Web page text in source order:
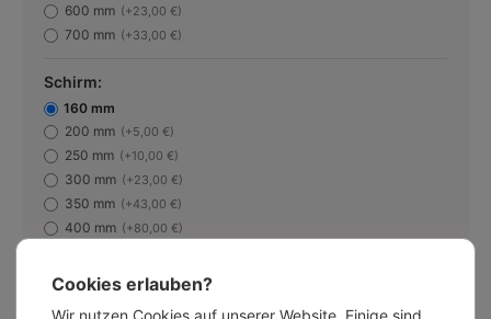
600 mm (+23,00 €)
700 mm (+33,00 €)
Schirm:
160 mm
200 mm (+5,00 €)
250 mm (+10,00 €)
300 mm (+23,00 €)
350 mm (+43,00 €)
400 mm (+80,00 €)
Bolich-Farben:
Cookies erlauben?
Wir nutzen Cookies auf unserer Website. Einige sind